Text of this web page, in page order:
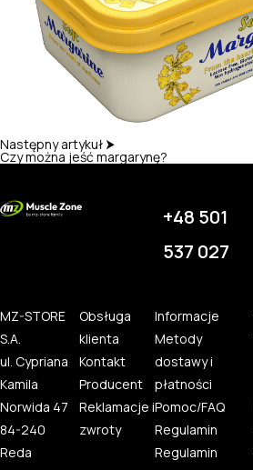
Następny artykuł ⮞
Czy można jeść margarynę?
+48 501
537 027
MZ-STORE
S.A.
ul. Cypriana
Kamila
Norwida 47
84-240
Reda
Obsługa
klienta
Kontakt
Producent
Reklamacje i
zwroty
Informacje
Metody
dostawy i
płatności
Pomoc/FAQ
Regulamin
Regulamin